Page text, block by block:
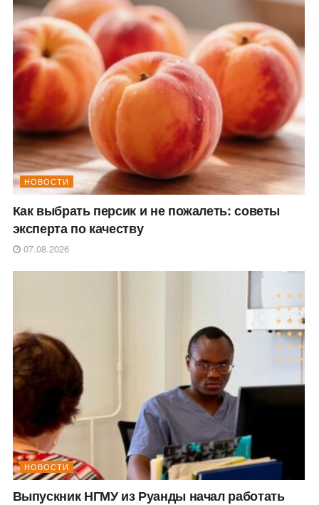
НОВОСТИ
Как выбрать персик и не пожалеть: советы
эксперта по качеству
07.08.2026
НОВОСТИ
Выпускник НГМУ из Руанды начал работать